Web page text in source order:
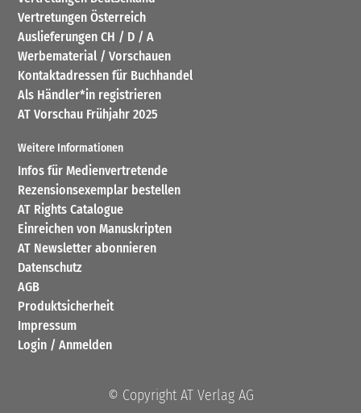
Vertretungen Österreich
Auslieferungen CH / D / A
Werbematerial / Vorschauen
Kontaktadressen für Buchhandel
Als Händler*in registrieren
AT Vorschau Frühjahr 2025
Weitere Informationen
Infos für Medienvertretende
Rezensionsexemplar bestellen
AT Rights Catalogue
Einreichen von Manuskripten
AT Newsletter abonnieren
Datenschutz
AGB
Produktsicherheit
Impressum
Login / Anmelden
© Copyright AT Verlag AG